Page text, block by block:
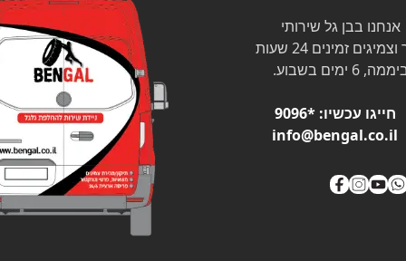
אנחנו בבן גל שירותי
זמינים 24 שעות
6 ימים בשבוע.
חייגו עכשיו:*9096
info@bengal.co.il